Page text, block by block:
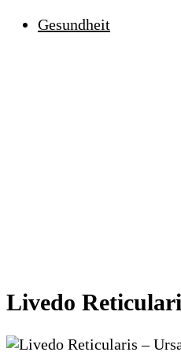
Gesundheit
Livedo